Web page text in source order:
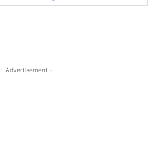
- Advertisement -